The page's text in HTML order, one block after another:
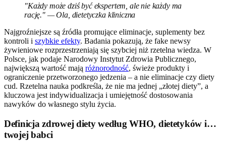
"Każdy może dziś być ekspertem, ale nie każdy ma
rację." — Ola, dietetyczka kliniczna
Najgroźniejsze są źródła promujące eliminacje, suplementy bez
kontroli i szybkie efekty. Badania pokazują, że fake newsy
żywieniowe rozprzestrzeniają się szybciej niż rzetelna wiedza. W
Polsce, jak podaje Narodowy Instytut Zdrowia Publicznego,
największą wartość mają różnorodność, świeże produkty i
ograniczenie przetworzonego jedzenia – a nie eliminacje czy diety
cud. Rzetelna nauka podkreśla, że nie ma jednej „złotej diety”, a
kluczowa jest indywidualizacja i umiejętność dostosowania
nawyków do własnego stylu życia.
Definicja zdrowej diety według WHO, dietetyków i…
twojej babci